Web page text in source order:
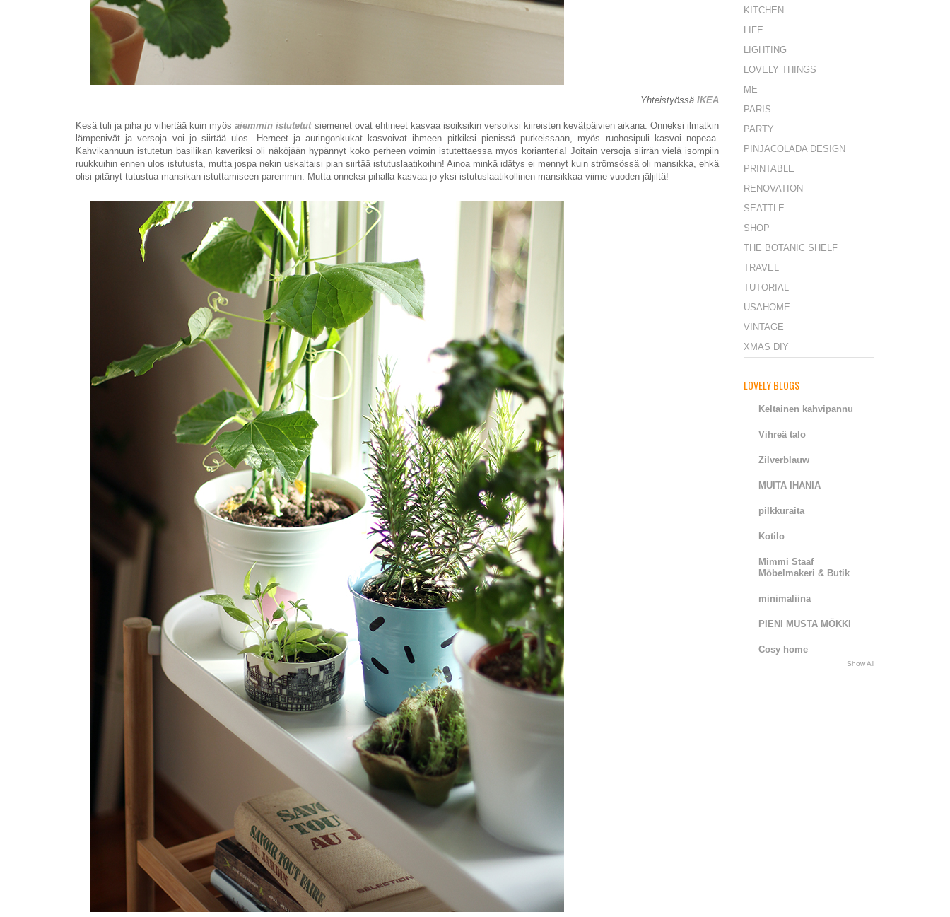
Yhteistyössä IKEA
Kesä tuli ja piha jo vihertää kuin myösaiemmin istutetutsiemenet ovat ehtineet kasvaa isoiksikin versoiksi kiireisten kevätpäivien aikana. Onneksi ilmatkin
lämpenivät ja versoja voi jo siirtää ulos. Herneet ja auringonkukat kasvoivat ihmeen pitkiksi pienissä purkeissaan, myös ruohosipuli kasvoi nopeaa.
Kahvikannuun istutetun basilikan kaveriksi oli näköjään hypännyt koko perheen voimin istutettaessa myös korianteria! Joitain versoja siirrän vielä isompiin
ruukkuihin ennen ulos istutusta, mutta jospa nekin uskaltaisi pian siirtää istutuslaatikoihin! Ainoa minkä idätys ei mennyt kuin strömsössä oli mansikka, ehkä
olisi pitänyt tutustua mansikan istuttamiseen paremmin. Mutta onneksi pihalla kasvaa jo yksi istutuslaatikollinen mansikkaa viime vuoden jäljiltä!
KITCHEN
LIFE
LIGHTING
LOVELY THINGS
ME
PARIS
PARTY
PINJACOLADA DESIGN
PRINTABLE
RENOVATION
SEATTLE
SHOP
THE BOTANIC SHELF
TRAVEL
TUTORIAL
USAHOME
VINTAGE
XMAS DIY
LOVELY BLOGS
Keltainen kahvipannu
Vihreä talo
Zilverblauw
MUITA IHANIA
pilkkuraita
Kotilo
Mimmi Staaf
Möbelmakeri & Butik
minimaliina
PIENI MUSTA MÖKKI
Cosy home
Show All